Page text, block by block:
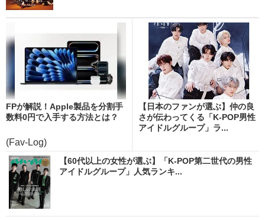
FPが解説！Apple製品を分割手
数料0円で入手する方法とは？
(Fav-Log)
【日本のファンが選ぶ】仲の良
さが伝わってくる「K-POP男性
アイドルグループ」ラ...
【60代以上の女性が選ぶ】「K-POP第二世代の男性
アイドルグループ」人気ランキ...